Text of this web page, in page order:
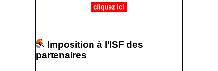
Imposition à l'ISF des
partenaires